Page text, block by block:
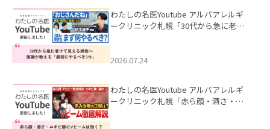
わたしの名医Youtube アルバアレルギ
ークリニック札幌「30代から急に老け
た。
2026.07.24
わたしの名医Youtube アルバアレルギ
ークリニック札幌「赤ら顔・酒さ・ニ